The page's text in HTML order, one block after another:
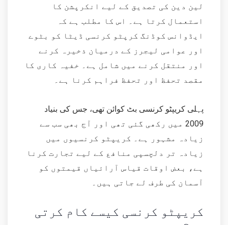
لین دین کی تصدیق کے لیے انکرپشن کا
استعمال کرتا ہے۔ اس کا مطلب ہے کہ
ایڈوانس کوڈنگ کرپٹو کرنسی ڈیٹا کو بٹوے
اور عوامی لیجرز کے درمیان ذخیرہ کرنے
اور منتقل کرنے میں شامل ہے۔ خفیہ کاری کا
مقصد تحفظ اور تحفظ فراہم کرنا ہے۔
پہلی کریپٹو کرنسی بٹ کوائن تھی، جس کی بنیاد
2009 میں رکھی گئی تھی اور آج بھی سب سے
زیادہ مشہور ہے۔ کریپٹو کرنسیوں میں
زیادہ تر دلچسپی منافع کے لیے تجارت کرنا
ہے، بعض اوقات قیاس آرائیاں قیمتوں کو
آسمان کی طرف لے جاتی ہیں۔
کریپٹو کرنسی کیسے کام کرتی